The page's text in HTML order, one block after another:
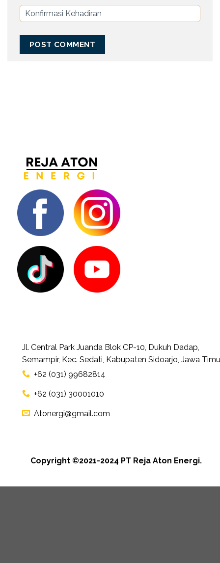
Jl. Central Park Juanda Blok CP-10, Dukuh Dadap,
Semampir, Kec. Sedati, Kabupaten Sidoarjo, Jawa
+62 (031) 99682814
+62 (031) 30001010
Atonergi@gmail.com
Copyright ©2021-2024 PT Reja Aton Energi.